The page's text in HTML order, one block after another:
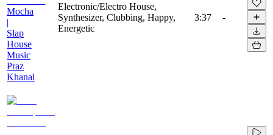
Mocha
|
Slap
House
Music
Praz
Khanal
Electronic/Electro House,
Synthesizer, Clubbing, Happy,
Energetic
3:37 -